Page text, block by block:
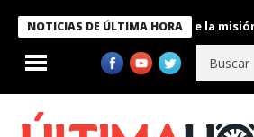
NOTICIAS DE ÚLTIMA HORA
a miembros de la misión